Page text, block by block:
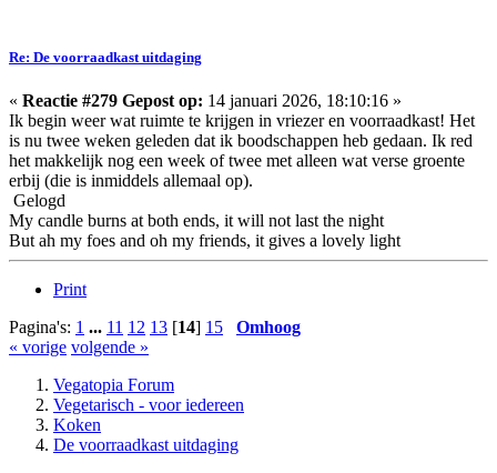
Re: De voorraadkast uitdaging
« Reactie #279 Gepost op: 14 januari 2026, 18:10:16 »
Ik begin weer wat ruimte te krijgen in vriezer en voorraadkast! Het
is nu twee weken geleden dat ik boodschappen heb gedaan. Ik red
het makkelijk nog een week of twee met alleen wat verse groente
erbij (die is inmiddels allemaal op).
Gelogd
My candle burns at both ends, it will not last the night
But ah my foes and oh my friends, it gives a lovely light
Print
Pagina's: 1 ... 11 12 13 [14] 15
Omhoog
« vorige volgende »
Vegatopia Forum
Vegetarisch - voor iedereen
Koken
De voorraadkast uitdaging